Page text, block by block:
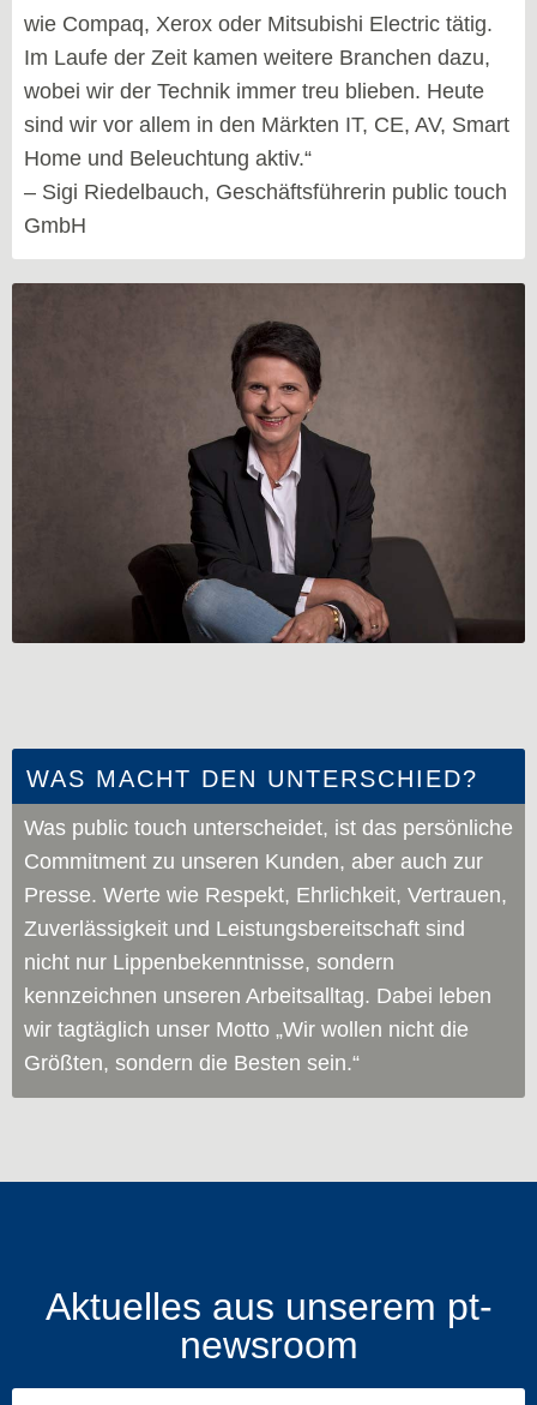
wie Compaq, Xerox oder Mitsubishi Electric tätig.
Im Laufe der Zeit kamen weitere Branchen dazu,
wobei wir der Technik immer treu blieben. Heute
sind wir vor allem in den Märkten IT, CE, AV, Smart
Home und Beleuchtung aktiv.“
– Sigi Riedelbauch, Geschäftsführerin public touch
GmbH
WAS MACHT DEN UNTERSCHIED?
Was public touch unterscheidet, ist das persönliche
Commitment zu unseren Kunden, aber auch zur
Presse. Werte wie Respekt, Ehrlichkeit, Vertrauen,
Zuverlässigkeit und Leistungsbereitschaft sind
nicht nur Lippenbekenntnisse, sondern
kennzeichnen unseren Arbeitsalltag. Dabei leben
wir tagtäglich unser Motto „Wir wollen nicht die
Größten, sondern die Besten sein.“
Aktuelles aus unserem pt-
newsroom